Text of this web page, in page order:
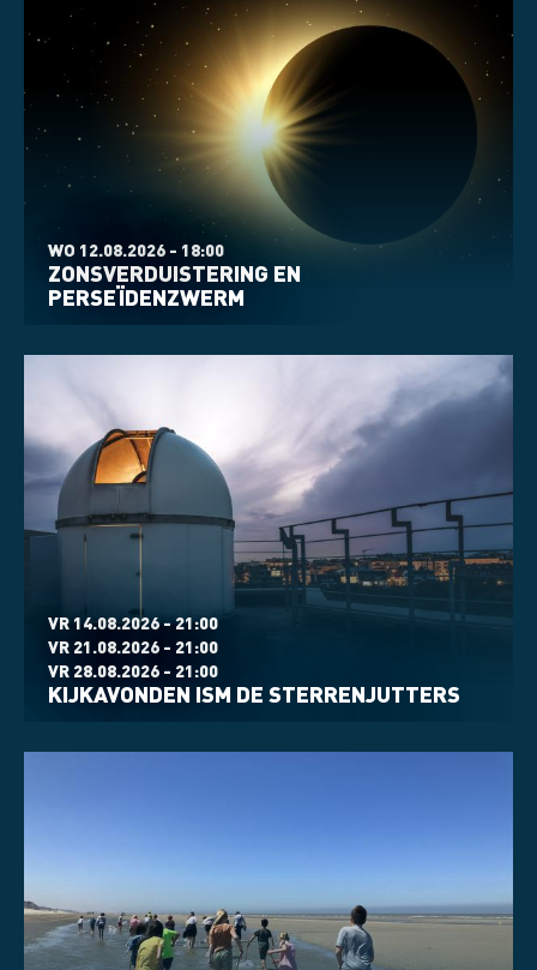
WO 12.08.2026 - 18:00
ZONSVERDUISTERING EN
PERSEÏDENZWERM
VR 14.08.2026 - 21:00
VR 21.08.2026 - 21:00
VR 28.08.2026 - 21:00
KIJKAVONDEN ISM DE STERRENJUTTERS